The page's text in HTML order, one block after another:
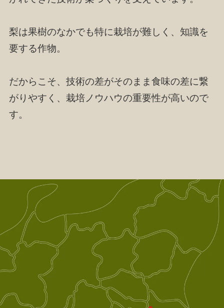
梨は果樹のなかでも特に栽培が難しく、知識を
要する作物。
だからこそ、技術の差がそのまま食味の差に繋
がりやすく、栽培ノウハウの重要性が高いので
す。